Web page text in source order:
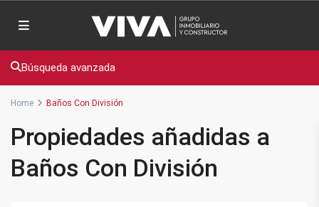
Búsqueda avanzada
Home Baños Con División
Propiedades añadidas a
Baños Con División